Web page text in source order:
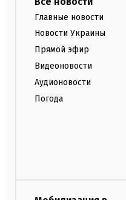
Главные новости
Новости Украины
Прямой эфир
Видеоновости
Аудионовости
Погода